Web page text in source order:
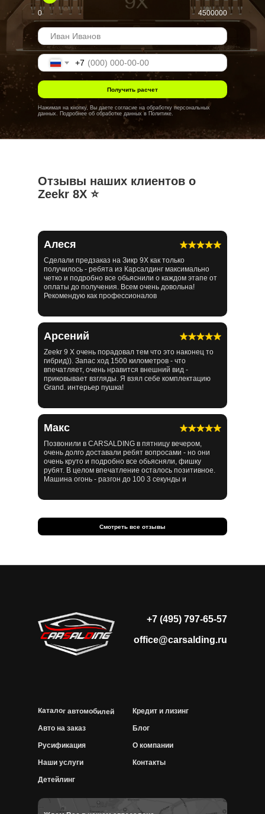
0 4500000
+7
Получить расчет
Нажимая на кнопку, Вы даете согласие на обработку персональных
данных. Подробнее об обработке данных в Политике.
Отзывы наших клиентов о
Zeekr 8X ⭐️
Алеся
Сделали предзаказ на Зикр 9Х как только
получилось - ребята из Карсалдинг максимально
четко и подробно все обьяснили о каждом этапе от
оплаты до получения. Всем очень довольна!
Рекомендую как профессионалов
Арсений
Zeekr 9 X очень порадовал тем что это наконец то
гибрид)). Запас ход 1500 километров - что
впечатляет, очень нравится внешний вид -
приковывает взгляды. Я взял себе комплектацию
Grand. интерьер пушка!
Макс
Позвонили в CARSALDING в пятницу вечером,
очень долго доставали ребят вопросами - но они
очень круто и подробно все обьясняли, фишку
рубят. В целом впечатление осталось позитивное.
Машина огонь - разгон до 100 3 секунды и
Смотреть все отзывы
Контакты
Кредит и лизинг
Блог
Наши услуги
office@carsalding.ru
Авто на заказ
Русификация
Детейлинг
О компании
+7 (495) 797-65-57
Каталог автомобилей